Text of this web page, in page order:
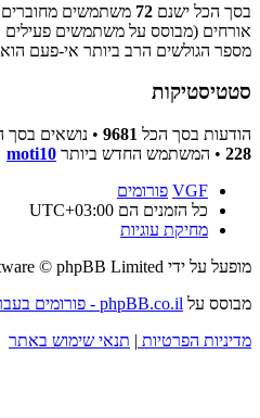
בסך הכל ישנם 72
אורחים (מבוסס על משתמשים פעילים ב־5 הדקות
מספר הגולשים הרב ביותר אי-פעם הוא
סטטיסטיקות
הודעות בסך הכל 9681 • נושאים בסך
228 • המשתמש החדש ביותר moti10
VGF פורומים
כל הזמנים הם UTC+03:00
מחיקת עוגיות
מופעל על ידי © phpBB Limited
מבוסס על phpBB.co.il - פורומים בעברית
מדיניות הפרטיות | תנאי שימוש באתר